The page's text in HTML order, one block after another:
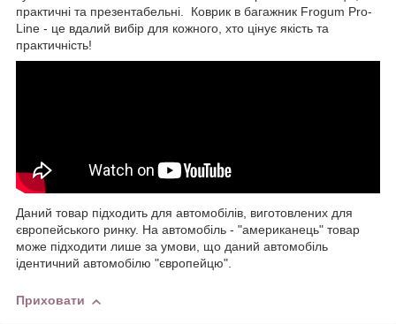
практичні та презентабельні. Коврик в багажник Frogum Pro-
Line - це вдалий вибір для кожного, хто цінує якість та
практичність!
Даний товар підходить для автомобілів, виготовлених для
європейського ринку. На автомобіль - "американець" товар
може підходити лише за умови, що даний автомобіль
ідентичний автомобілю "європейцю".
Приховати